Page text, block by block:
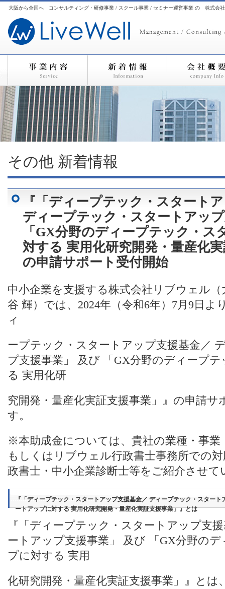
大阪から全国へ コンサルティング・研修事業 / スクール事業 / セミナー運営事業 の 株式会
その他 新着情報
『「ディープテック・スタート
ディープテック・スタートアッ
「GX分野のディープテック・ス
対する 実用化研究開発・量産化
の申請サポート受付開始
中小企業を支援する株式会社リブウェル
谷 輝）では、2024年（令和6年）7月9日
ィ
ープテック・スタートアップ支援基金／
プ支援事業」 及び 「GX分野のディープ
る 実用化研
究開発・量産化実証支援事業」』の申請
す。
※本助成金については、貴社の業種・事業
もしくはリブウェル行政書士事務所での
政書士・中小企業診断士等をご紹介させ
『「ディープテック・スタートアップ支援基金／ ディープテック・スター
ートアップに対する 実用化研究開発・量産化実証支援事業」』とは
『「ディープテック・スタートアップ支
ートアップ支援事業」 及び 「GX分野の
プに対する 実用
化研究開発・量産化実証支援事業」』と